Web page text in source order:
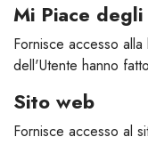
Mi Piace degli
Fornisce accesso
dell'Utente hanno
Sito web
Fornisce accesso al